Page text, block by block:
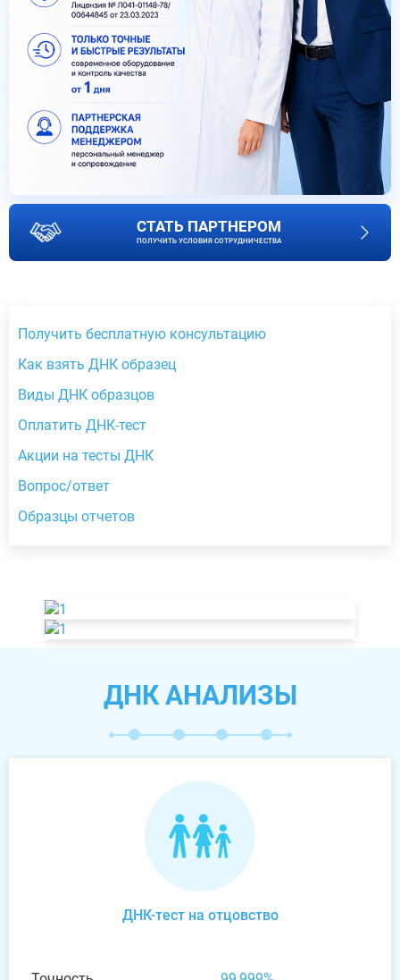
СТАТЬ ПАРТНЕРОМ
ПОЛУЧИТЬ УСЛОВИЯ СОТРУДНИЧЕСТВА
Получить бесплатную консультацию
Как взять ДНК образец
Виды ДНК образцов
Оплатить ДНК-тест
Акции на тесты ДНК
Вопрос/ответ
Образцы отчетов
ДНК АНАЛИЗЫ
ДНК-тест на отцовство